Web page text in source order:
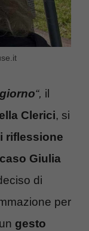
“, il
Clerici, si
riflessione
caso Giulia
di
per
gesto